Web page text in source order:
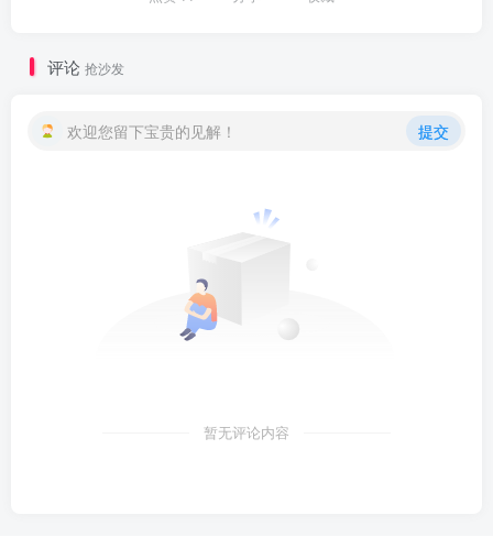
评论 抢沙发
欢迎您留下宝贵的见解！ 提交
暂无评论内容